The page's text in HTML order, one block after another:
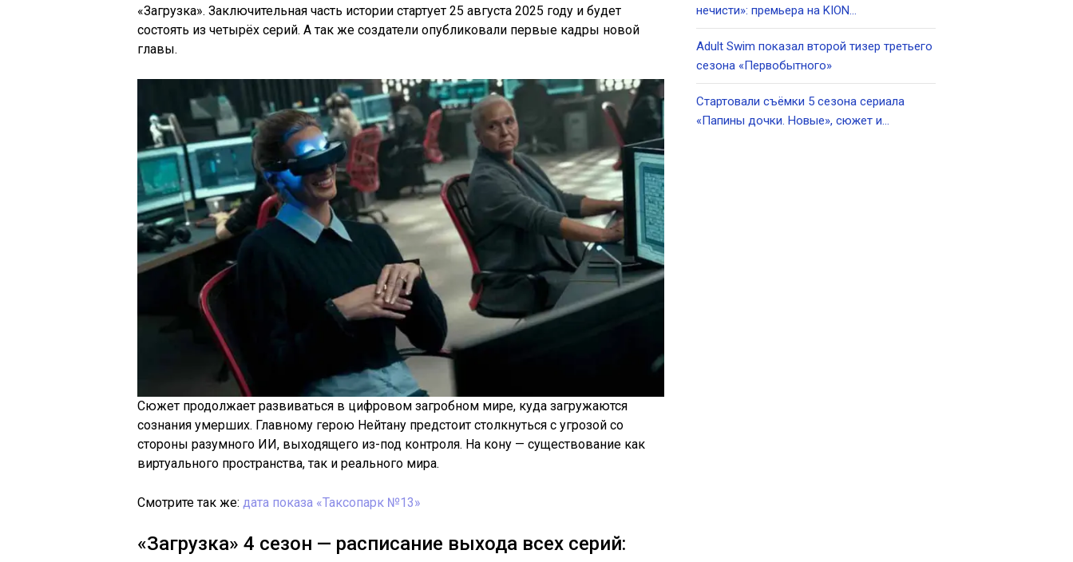
«Загрузка». Заключительная часть истории стартует 25 августа 2025 году и будет
состоять из четырёх серий. А так же создатели опубликовали первые кадры новой
главы.
Сюжет продолжает развиваться в цифровом загробном мире, куда загружаются
сознания умерших. Главному герою Нейтану предстоит столкнуться с угрозой со
стороны разумного ИИ, выходящего из-под контроля. На кону — существование как
виртуального пространства, так и реального мира.
Смотрите так же: дата показа «Таксопарк №13»
«Загрузка» 4 сезон — расписание выхода всех серий:
нечисти»: премьера на KION…
Adult Swim показал второй тизер третьего
сезона «Первобытного»
Стартовали съёмки 5 сезона сериала
«Папины дочки. Новые», сюжет и…